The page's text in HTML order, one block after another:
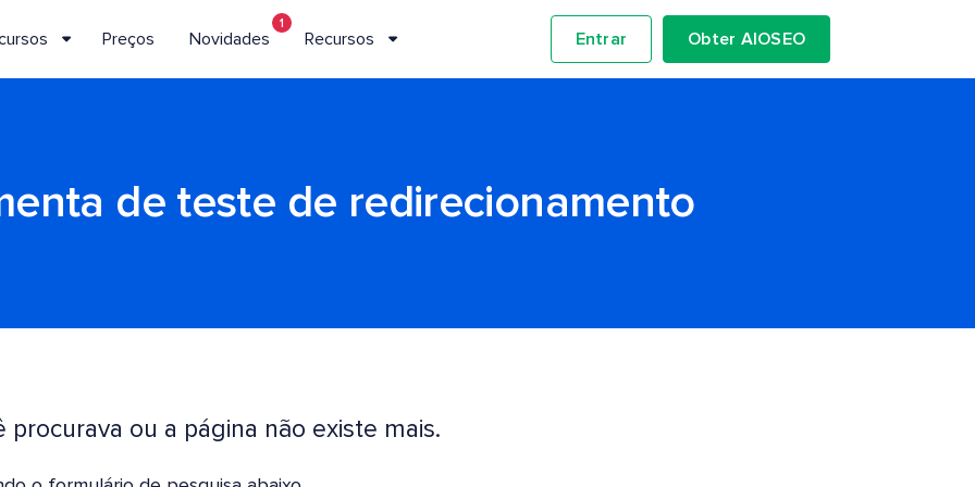
Preços Novidades
1
Recursos Entrar Obter AIOSEO
de teste de redirecionamento
ou a página não existe mais.